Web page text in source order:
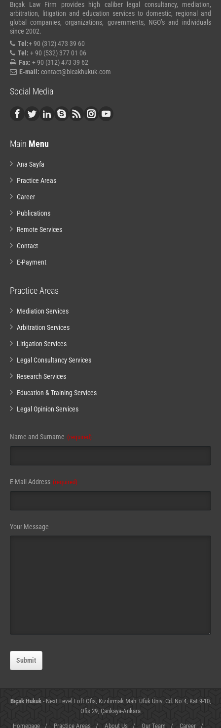
Bıçak Law Firm provides high caliber legal consultancy, mediation,
arbitration, litigation and education services to domestic, regional and
global companies, organizations, governments, NGO’s and individuals
since 2002.
Tel:+ 90 (312) 473 39 60
Tel: + 90 (532) 377 01 06
Fax: + 90 (312) 473 39 62
E-mail: contact@bicakhukuk.com
Social Media
Main Menu
Ana Sayfa
Practice Areas
Career
Publications
Remote Services
Contact
E-Payment
Practice Areas
Mediation Services
Arbitration Services
Litigation Services
Legal Consultancy Services
Research Services
Education & Training Services
Legal Opinion Services
Name and Surname (required)
E-Mail Address (required)
Business
Email (required)
Your Message
Submit
Bıçak Hukuk- Next Level Loft Ofis, Kızılırmak Mah. Ufuk Üniv. Cd. No:4, Kat 9-10,
Ofis 29, Çankaya-Ankara
Homepage
/ Practice Areas / About Us / Our Team / Career /